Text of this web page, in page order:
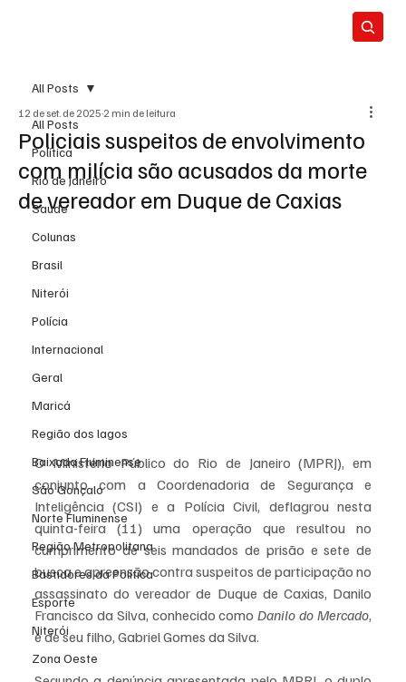
All Posts
Política
Rio de Janeiro
Saúde
Colunas
Brasil
Niterói
Polícia
Internacional
Geral
Maricá
Região dos lagos
Baixada Fluminense
São Gonçalo
Norte Fluminense
Região Metropolitana
Bastidores da Política
Esporte
Niterói
Zona Oeste
All Posts
Policiais suspeitos de envolvimento
com milícia são acusados da morte
de vereador em Duque de Caxias
12 de set. de 2025 2 min de leitura
O Ministério Público do Rio de Janeiro (MPRJ), em
conjunto com a Coordenadoria de Segurança e
Inteligência (CSI) e a Polícia Civil, deflagrou nesta
quinta-feira (11) uma operação que resultou no
cumprimento de seis mandados de prisão e sete de
busca e apreensão contra suspeitos de participação no
assassinato do vereador de Duque de Caxias, Danilo
Francisco da Silva, conhecido como Danilo do Mercado,
e de seu filho, Gabriel Gomes da Silva.